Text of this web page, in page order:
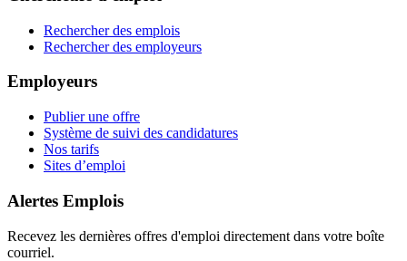
Rechercher des emplois
Rechercher des employeurs
Employeurs
Publier une offre
Système de suivi des candidatures
Nos tarifs
Sites d’emploi
Alertes Emplois
Recevez les dernières offres d'emploi directement dans votre boîte
courriel.